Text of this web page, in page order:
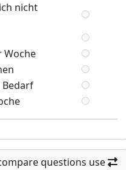
nicht
Woche
Bedarf
questions use